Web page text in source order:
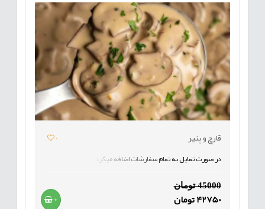
قارچ و پنیر
0
در صورت تمایل به تمام سفارشات اضافه میگردد
45000 تومان
42750 تومان +